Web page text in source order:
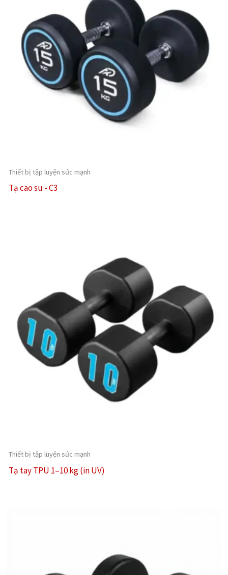
Thiết bị tập luyện sức mạnh
Tạ cao su - C3
Thiết bị tập luyện sức mạnh
Tạ tay TPU 1–10 kg (in UV)